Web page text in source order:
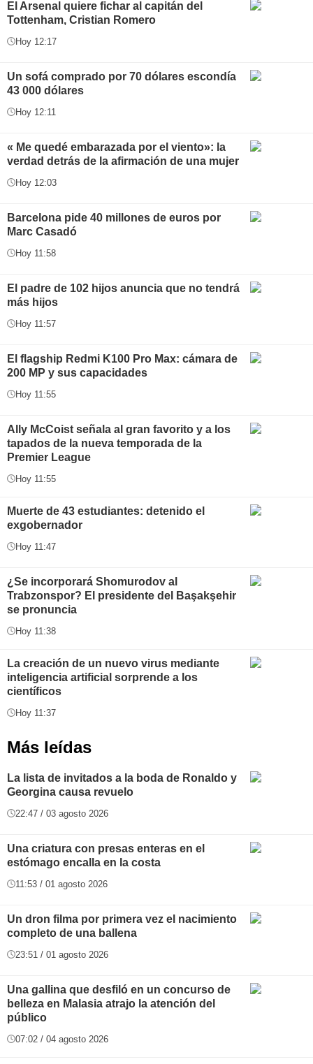
El Arsenal quiere fichar al capitán del
Tottenham, Cristian Romero
Hoy 12:17
Un sofá comprado por 70 dólares escondía
43 000 dólares
Hoy 12:11
« Me quedé embarazada por el viento»: la
verdad detrás de la afirmación de una mujer
Hoy 12:03
Barcelona pide 40 millones de euros por
Marc Casadó
Hoy 11:58
El padre de 102 hijos anuncia que no tendrá
más hijos
Hoy 11:57
El flagship Redmi K100 Pro Max: cámara de
200 MP y sus capacidades
Hoy 11:55
Ally McCoist señala al gran favorito y a los
tapados de la nueva temporada de la
Premier League
Hoy 11:55
Muerte de 43 estudiantes: detenido el
exgobernador
Hoy 11:47
¿Se incorporará Shomurodov al
Trabzonspor? El presidente del Başakşehir
se pronuncia
Hoy 11:38
La creación de un nuevo virus mediante
inteligencia artificial sorprende a los
científicos
Hoy 11:37
Más leídas
La lista de invitados a la boda de Ronaldo y
Georgina causa revuelo
22:47 / 03 agosto 2026
Una criatura con presas enteras en el
estómago encalla en la costa
11:53 / 01 agosto 2026
Un dron filma por primera vez el nacimiento
completo de una ballena
23:51 / 01 agosto 2026
Una gallina que desfiló en un concurso de
belleza en Malasia atrajo la atención del
público
07:02 / 04 agosto 2026